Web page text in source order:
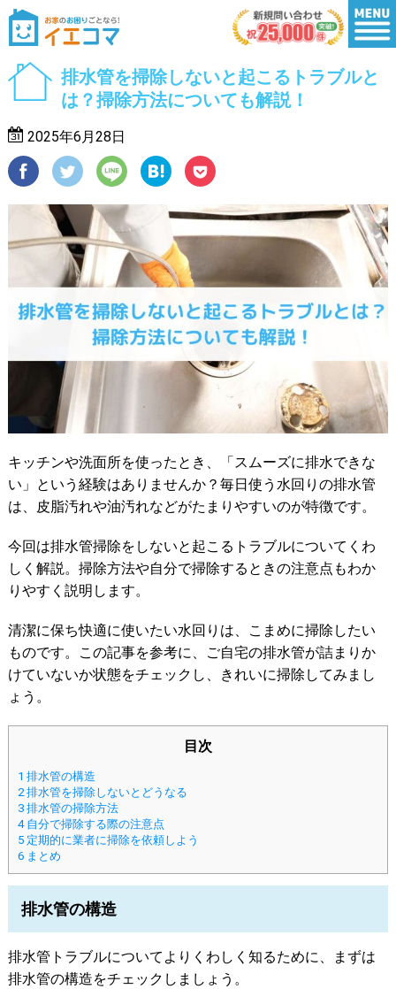
排水管を掃除しないと起こるトラブルと
は？掃除方法についても解説！
2025年6月28日
キッチンや洗面所を使ったとき、「スムーズに排水できな
い」という経験はありませんか？毎日使う水回りの排水管
は、皮脂汚れや油汚れなどがたまりやすいのが特徴です。
今回は排水管掃除をしないと起こるトラブルについてくわ
しく解説。掃除方法や自分で掃除するときの注意点もわか
りやすく説明します。
清潔に保ち快適に使いたい水回りは、こまめに掃除したい
ものです。この記事を参考に、ご自宅の排水管が詰まりか
けていないか状態をチェックし、きれいに掃除してみまし
ょう。
目次
1 排水管の構造
2排水管を掃除しないとどうなる
3排水管の掃除方法
4自分で掃除する際の注意点
5定期的に業者に掃除を依頼しよう
6まとめ
排水管の構造
排水管トラブルについてよりくわしく知るために、まずは
排水管の構造をチェックしましょう。